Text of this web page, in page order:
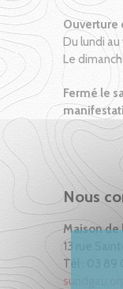
Ouverture
Du lundi
Le
Fermé le
Nous
Maison de
13 rue
Tél : 03 89
sundgau.org